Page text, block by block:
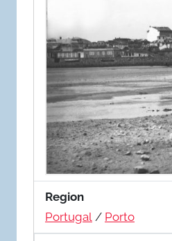
Region
Portugal / Porto